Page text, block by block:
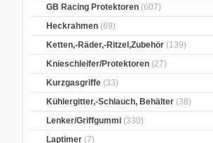
GB Racing Protektoren (607)
Heckrahmen (69)
Ketten,-Räder,-Ritzel,Zubehör (139)
Knieschleifer/Protektoren (27)
Kurzgasgriffe (33)
Kühlergitter,-Schlauch, Behälter (38)
Lenker/Griffgummi (330)
Laptimer (7)